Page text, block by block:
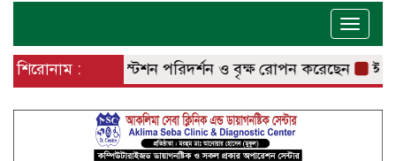
Toggle
শিরোনাম :
রেলওয়ে স্টেশন পরিদর্শন ও বৃক্ষ রোপন করেছেন ঈশ্বরদীতে